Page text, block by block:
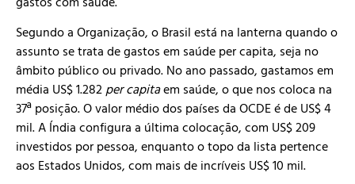
Segundo a Organização, o Brasil está na lanterna quando o
assunto se trata de gastos em saúde per capita, seja no
âmbito público ou privado. No ano passado, gastamos em
média US$ 1.282 per capitaem saúde, o que nos coloca na
37ª posição. O valor médio dos países da OCDE é de US$ 4
mil. A Índia configura a última colocação, com US$ 209
investidos por pessoa, enquanto o topo da lista pertence
aos Estados Unidos, com mais de incríveis US$ 10 mil.